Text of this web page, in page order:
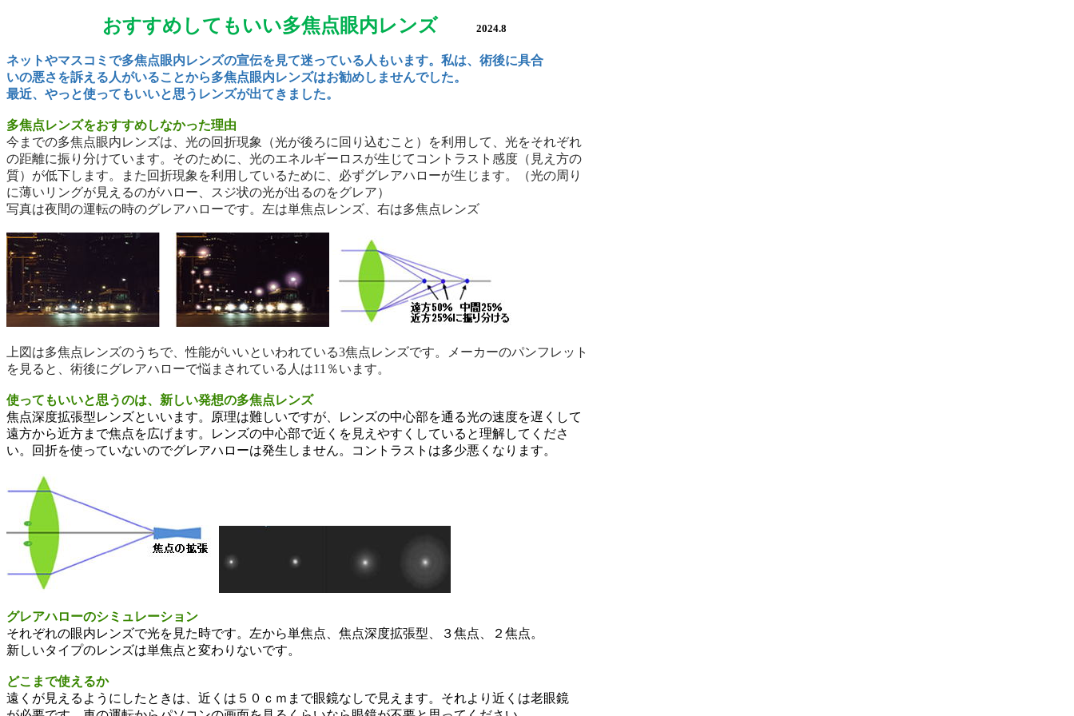
おすすめしてもいい多焦点眼内レンズ2024.8
ネットやマスコミで多焦点眼内レンズの宣伝を見て迷っている人もいます。私は、術後に具合
いの悪さを訴える人がいることから多焦点眼内レンズはお勧めしませんでした。
最近、やっと使ってもいいと思うレンズが出てきました。
多焦点レンズをおすすめしなかった理由
今までの多焦点眼内レンズは、光の回折現象（光が後ろに回り込むこと）を利用して、光をそれぞれ
の距離に振り分けています。そのために、光のエネルギーロスが生じてコントラスト感度（見え方の
質）が低下します。また回折現象を利用しているために、必ずグレアハローが生じます。（光の周り
に薄いリングが見えるのがハロー、スジ状の光が出るのをグレア）
写真は夜間の運転の時のグレアハローです。左は単焦点レンズ、右は多焦点レンズ
上図は多焦点レンズのうちで、性能がいいといわれている3焦点レンズです。メーカーのパンフレット
を見ると、術後にグレアハローで悩まされている人は11 ％います。
使ってもいいと思うのは、新しい発想の多焦点レンズ
焦点深度拡張型レンズといいます。原理は難しいですが、レンズの中心部を通る光の速度を遅くして
遠方から近方まで焦点を広げます。レンズの中心部で近くを見えやすくしていると理解してくださ
い。回折を使っていないのでグレアハローは発生し ません。コントラストは多少悪くなります。
グレアハローのシミュレーション
それぞれの眼内レンズで光を見た時です。左から単焦点、焦点深度拡張型、３焦点、２焦点。
新しいタイプのレンズは単焦点と変わりないです。
どこまで使えるか
遠くが見えるようにしたときは、近くは５０ｃｍまで眼鏡なしで見えます。それより近くは老眼鏡